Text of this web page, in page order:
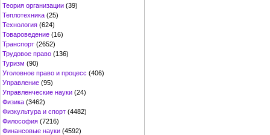
Теория организации (39)
Теплотехника (25)
Технология (624)
Товароведение (16)
Транспорт (2652)
Трудовое право (136)
Туризм (90)
Уголовное право и процесс (406)
Управление (95)
Управленческие науки (24)
Физика (3462)
Физкультура и спорт (4482)
Философия (7216)
Финансовые науки (4592)